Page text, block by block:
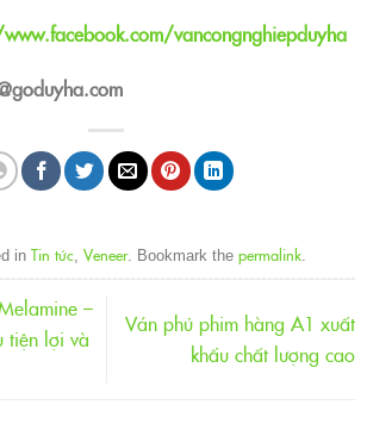
vancongnghiepduyha
in Tin tức, Veneer. Bookmark the permalink.
–
tiện lợi và
Ván phủ phim hàng A1 xuất
khẩu chất lượng cao